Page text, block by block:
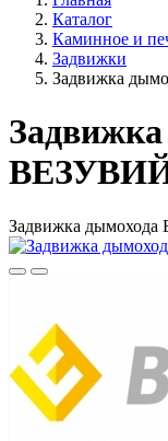
Каталог
Каминное и
Задвижки
Задвижка
ВЕЗУВИЙ
Задвижка